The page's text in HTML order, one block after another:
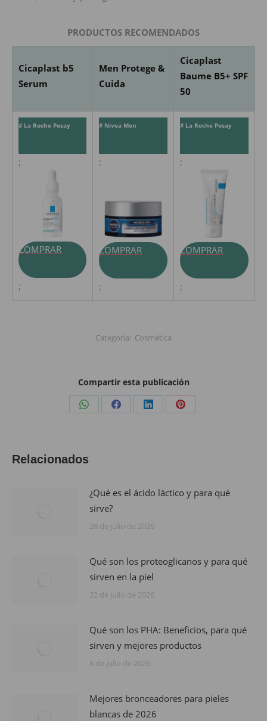
PRODUCTOS RECOMENDADOS
Cicaplast b5
Serum
Men Protege &
Cuida
Cicaplast
Baume B5+ SPF
50
# La Roche Posay
;
COMPRAR
;
# Nivea Men
;
COMPRAR
;
# La Roche Posay
;
COMPRAR
;
Categoría: Cosmética
Compartir esta publicación
Share Share Share Share
Relacionados
¿Qué es el ácido láctico y para qué
sirve?
28 de julio de 2026
Qué son los proteoglicanos y para qué
sirven en la piel
22 de julio de 2026
Qué son los PHA: Beneficios, para qué
sirven y mejores productos
8 de julio de 2026
Mejores bronceadores para pieles
blancas de 2026